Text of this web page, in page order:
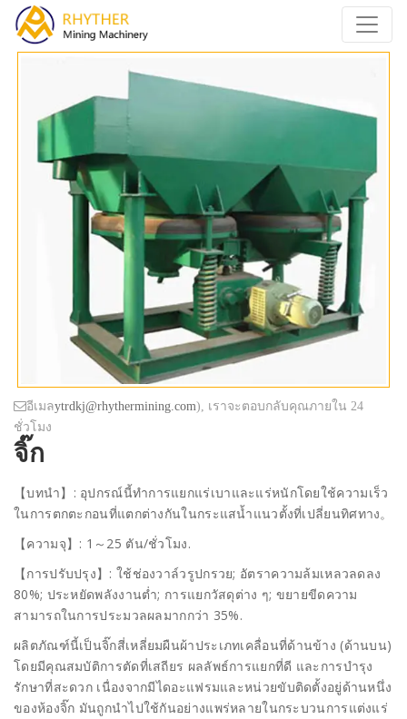
อีเมลytrdkj@rhythermining.com), เราจะตอบกลับคุณภายใน 24
ชั่วโมง
จิ๊ก
【บทนำ】: อุปกรณ์นี้ทำการแยกแร่เบาและแร่หนักโดยใช้ความเร็ว
ในการตกตะกอนที่แตกต่างกันในกระแสน้ำแนวตั้งที่เปลี่ยนทิศทาง。
【ความจุ】: 1～25 ตัน/ชั่วโมง.
【การปรับปรุง】: ใช้ช่องวาล์วรูปกรวย; อัตราความล้มเหลวลดลง
80%; ประหยัดพลังงานต่ำ; การแยกวัสดุต่าง ๆ; ขยายขีดความ
สามารถในการประมวลผลมากกว่า 35%.
ผลิตภัณฑ์นี้เป็นจิ๊กสี่เหลี่ยมผืนผ้าประเภทเคลื่อนที่ด้านข้าง (ด้านบน)
โดยมีคุณสมบัติการตัดที่เสถียร ผลลัพธ์การแยกที่ดี และการบำรุง
รักษาที่สะดวก เนื่องจากมีไดอะแฟรมและหน่วยขับติดตั้งอยู่ด้านหนึ่ง
ของห้องจิ๊ก มันถูกนำไปใช้กันอย่างแพร่หลายในกระบวนการแต่งแร่